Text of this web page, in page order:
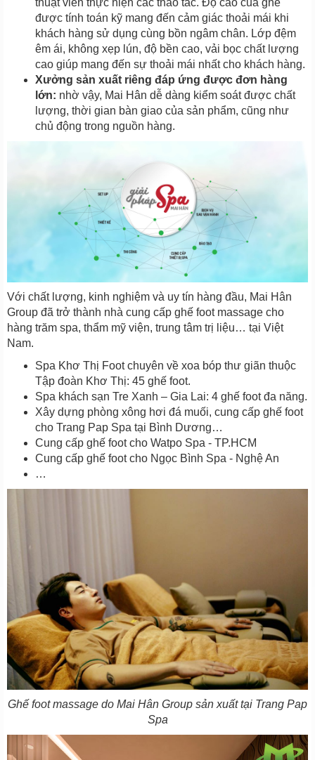
thuật viên thực hiện các thao tác. Độ cao của ghế
được tính toán kỹ mang đến cảm giác thoải mái khi
khách hàng sử dụng cùng bồn ngâm chân. Lớp đệm
êm ái, không xẹp lún, độ bền cao, vải bọc chất lượng
cao giúp mang đến sự thoải mái nhất cho khách hàng.
Xưởng sản xuất riêng đáp ứng được đơn hàng
lớn: nhờ vậy, Mai Hân dễ dàng kiểm soát được chất
lượng, thời gian bàn giao của sản phẩm, cũng như
chủ động trong nguồn hàng.
Với chất lượng, kinh nghiệm và uy tín hàng đầu, Mai Hân
Group đã trở thành nhà cung cấp ghế foot massage cho
hàng trăm spa, thẩm mỹ viện, trung tâm trị liệu… tại Việt
Nam.
Spa Khơ Thị Foot chuyên về xoa bóp thư giãn thuộc
Tập đoàn Khơ Thị: 45 ghế foot.
Spa khách sạn Tre Xanh – Gia Lai: 4 ghế foot đa năng.
Xây dựng phòng xông hơi đá muối, cung cấp ghế foot
cho Trang Pap Spa tại Bình Dương…
Cung cấp ghế foot cho Watpo Spa - TP.HCM
Cung cấp ghế foot cho Ngọc Bình Spa - Nghệ An
…
Ghế foot massage do Mai Hân Group sản xuất tại Trang Pap
Spa